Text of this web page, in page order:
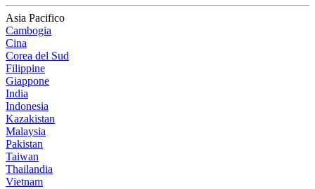
Asia Pacifico
Cambogia
Cina
Corea del Sud
Filippine
Giappone
India
Indonesia
Kazakistan
Malaysia
Pakistan
Taiwan
Thailandia
Vietnam